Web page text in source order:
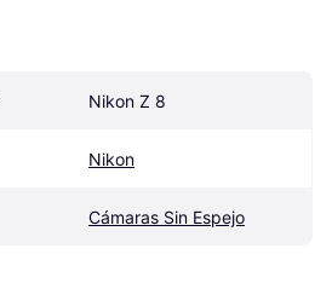
Nikon Z 8
Nikon
Cámaras Sin Espejo